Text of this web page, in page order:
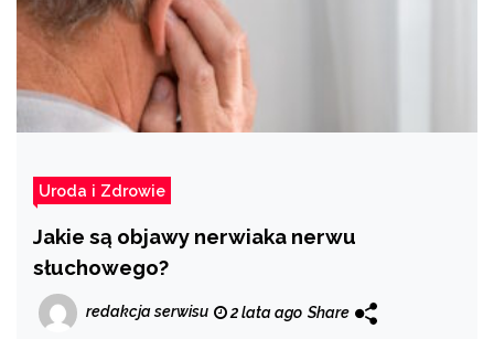
Uroda i Zdrowie
Jakie są objawy nerwiaka nerwu
słuchowego?
redakcja serwisu 2 lata ago Share